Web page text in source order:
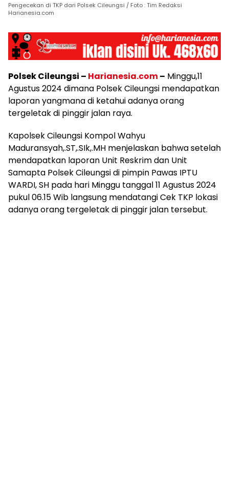
Pengecekan di TKP dari Polsek Cileungsi / Foto : Tim Redaksi
Harianesia.com
Polsek Cileungsi – Harianesia.com– Minggu,11
Agustus 2024 dimana Polsek Cileungsi mendapatkan
laporan yangmana di ketahui adanya orang
tergeletak di pinggir jalan raya.
Kapolsek Cileungsi Kompol Wahyu
Maduransyah,.ST,.SIk,.MH menjelaskan bahwa setelah
mendapatkan laporan Unit Reskrim dan Unit
Samapta Polsek Cileungsi di pimpin Pawas IPTU
WARDI, SH pada hari Minggu tanggal 11 Agustus 2024
pukul 06.15 Wib langsung mendatangi Cek TKP lokasi
adanya orang tergeletak di pinggir jalan tersebut.